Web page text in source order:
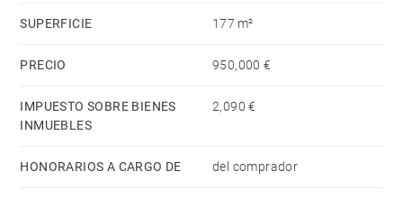
SUPERFICIE 177 m²
PRECIO 950,000 €
IMPUESTO SOBRE BIENES
INMUEBLES
2,090 €
HONORARIOS A CARGO DE del comprador